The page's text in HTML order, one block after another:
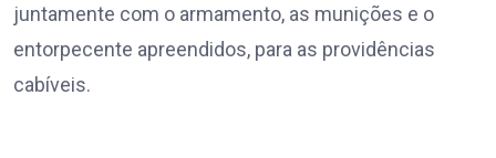
juntamente com o armamento, as munições e o
entorpecente apreendidos, para as providências
cabíveis.